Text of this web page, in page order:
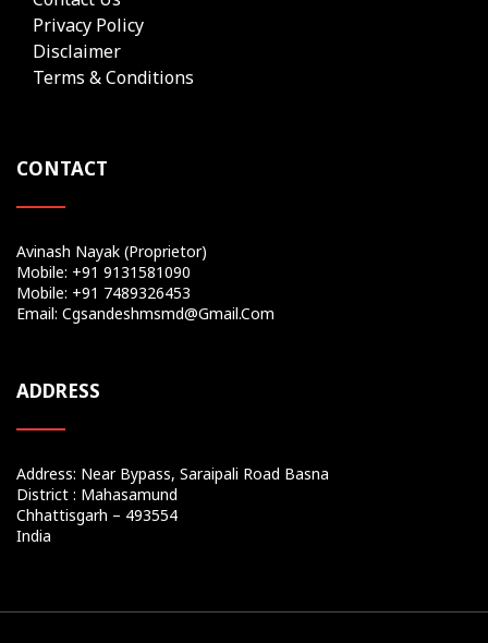
Privacy Policy
Disclaimer
Terms & Conditions
CONTACT
Avinash Nayak (Proprietor)
Mobile: +91 9131581090
Mobile: +91 7489326453
Email: Cgsandeshmsmd@gmail.com
ADDRESS
Address: Near Bypass, Saraipali Road Basna
District : Mahasamund
Chhattisgarh – 493554
India